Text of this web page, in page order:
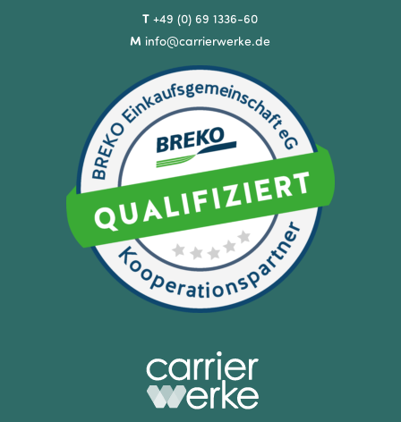
T +49 (0) 69 1336-60
M info@carrierwerke.de